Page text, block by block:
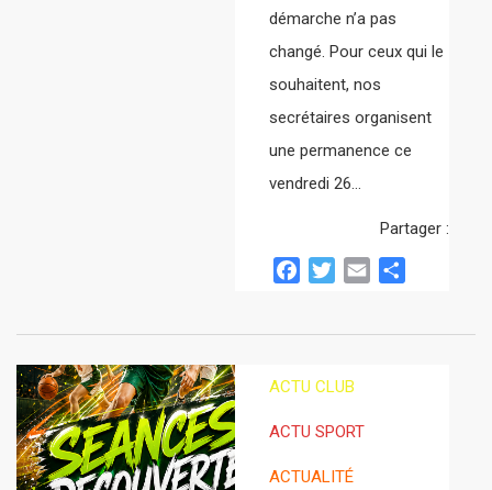
démarche n’a pas
changé. Pour ceux qui le
souhaitent, nos
secrétaires organisent
une permanence ce
vendredi 26…
Partager :
FacebookTwitterEmail
ACTU CLUB
ACTU SPORT
ACTUALITÉ